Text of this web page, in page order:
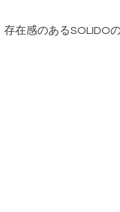
在感のあるSOLIDO